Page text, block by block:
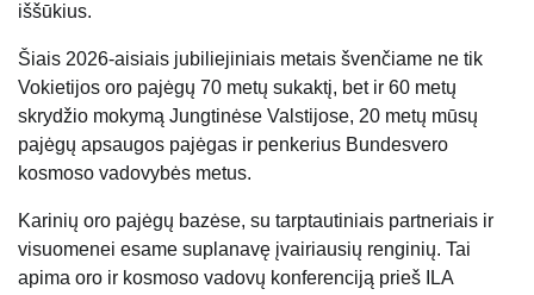
iššūkius.
Šiais 2026-aisiais jubiliejiniais metais švenčiame ne tik
Vokietijos oro pajėgų 70 metų sukaktį, bet ir 60 metų
skrydžio mokymą Jungtinėse Valstijose, 20 metų mūsų
pajėgų apsaugos pajėgas ir penkerius Bundesvero
kosmoso vadovybės metus.
Karinių oro pajėgų bazėse, su tarptautiniais partneriais ir
visuomenei esame suplanavę įvairiausių renginių. Tai
apima oro ir kosmoso vadovų konferenciją prieš ILA